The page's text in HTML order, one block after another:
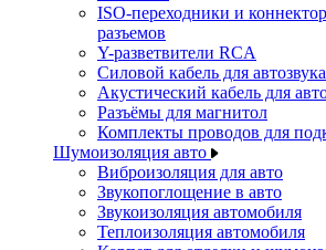
ISO-переходники и
разъемов
Y-разветвители RCA
Силовой кабель для автозвука
Акустический кабель для
Разъёмы для магнитол
Комплекты проводов для
Шумоизоляция авто
Виброизоляция для авто
Звукопоглощение в авто
Звукоизоляция автомобиля
Теплоизоляция автомобиля